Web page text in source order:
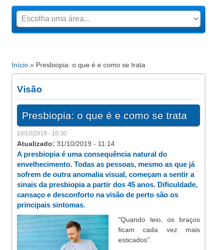
Está aqui
Início » Presbiopia: o que é e como se trata
Visão
Presbiopia: o que é e como se trata
10/10/2019 - 10:30
Atualizado: 31/10/2019 - 11:14
A presbiopia é uma consequência natural do
envelhecimento. Todas as pessoas, mesmo as que já
sofrem de outra anomalia visual, começam a sentir a
sinais da presbiopia a partir dos 45 anos. Dificuldade,
cansaço e desconforto na visão de perto são os
principais sintomas.
"Quando leio, os braços
ficam cada vez mais
esticados".